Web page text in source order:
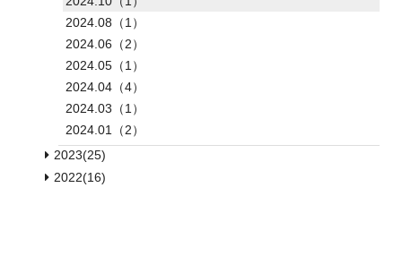
2024.08（1）
2024.06（2）
2024.05（1）
2024.04（4）
2024.03（1）
2024.01（2）
2023(25)
2022(16)